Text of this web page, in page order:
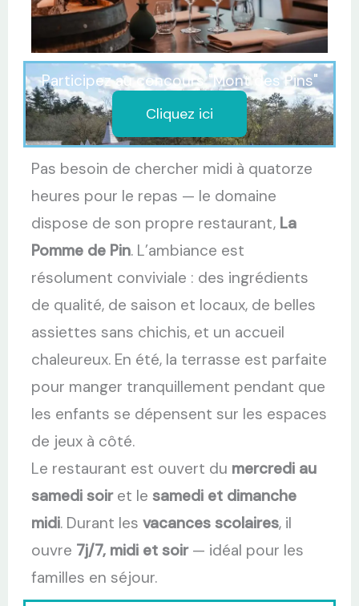
Participez au concours "Mont des Pins"
Cliquez ici
Pas besoin de chercher midi à quatorze
heures pour le repas — le domaine
dispose de son propre restaurant, La
Pomme de Pin. L’ambiance est
résolument conviviale : des ingrédients
de qualité, de saison et locaux, de belles
assiettes sans chichis, et un accueil
chaleureux. En été, la terrasse est parfaite
pour manger tranquillement pendant que
les enfants se dépensent sur les espaces
de jeux à côté.
Le restaurant est ouvert du mercredi au
samedi soiret lesamedi et dimanche
midi. Durant lesvacances scolaires, il
ouvre 7j/7, midi et soir— idéal pour les
familles en séjour.